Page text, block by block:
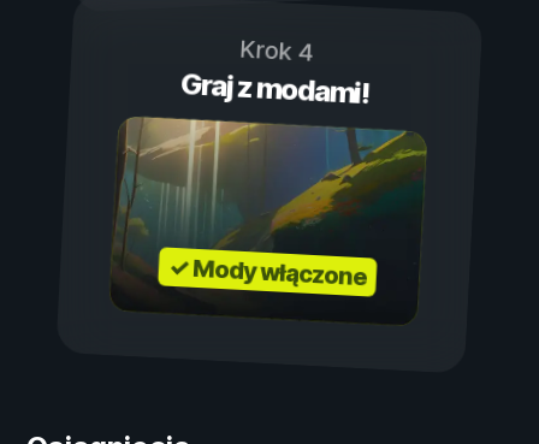
Krok 4
Graj z modami!
✓ Mody włączone